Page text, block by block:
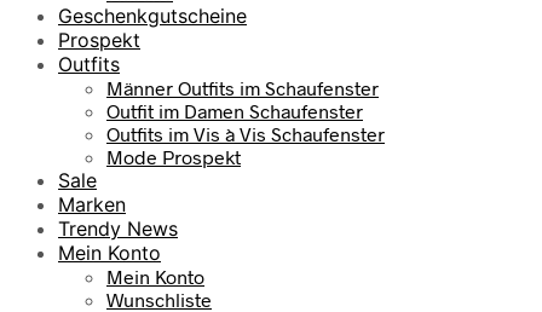
Geschenkgutscheine
Prospekt
Outfits
Männer Outfits im Schaufenster
Outfit im Damen Schaufenster
Outfits im Vis à Vis Schaufenster
Mode Prospekt
Sale
Marken
Trendy News
Mein Konto
Mein Konto
Wunschliste